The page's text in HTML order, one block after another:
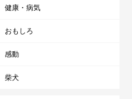
健康・病気
おもしろ
感動
柴犬